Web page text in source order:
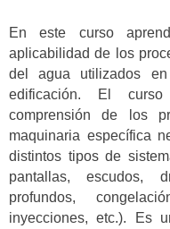
En este curso
aplicabilidad de los
del agua utilizados
edificación. El
comprensión de los
maquinaria específica
distintos tipos de
pantallas, escudos,
profundos,
inyecciones, etc.). Es